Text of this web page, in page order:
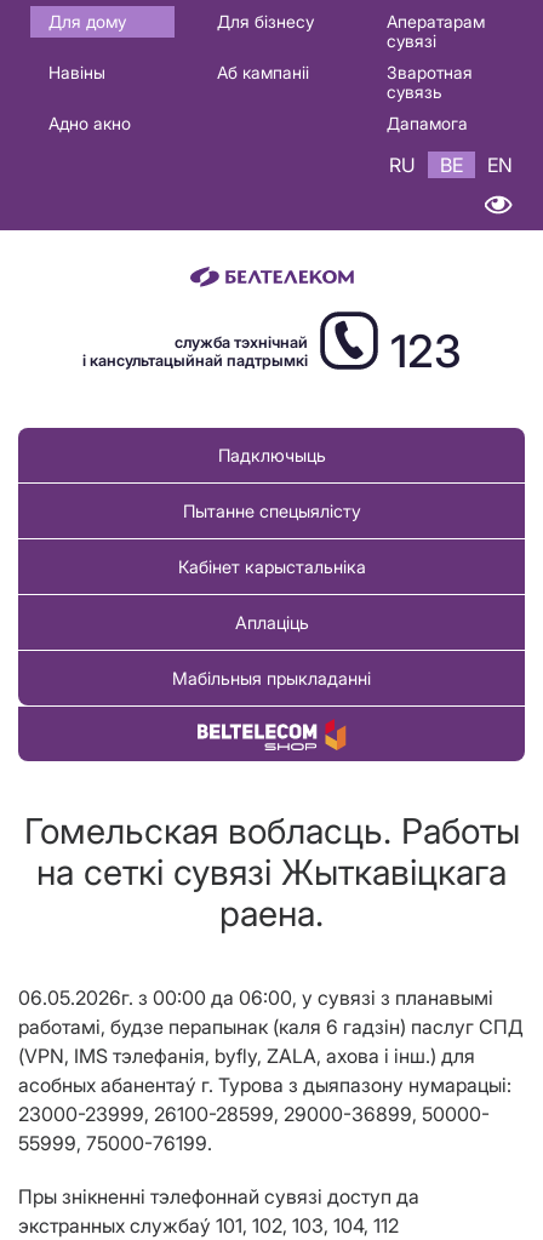
Основная
навигация
Для дому Для бізнесу
Аператарам
сувязі
Навіны
Аб кампаніі
Зваротная
сувязь
Адно акно
Дапамога
RU BE EN
служба тэхнічнай
і кансультацыйнай падтрымкі
123
Падключыць
Пытанне спецыялісту
Кабінет карыстальніка
Аплаціць
Мабільныя прыкладанні
Купіць тавар
Гомельская вобласць. Работы
на сеткi сувязi Жыткавіцкага
раена.
06.05.2026г. з 00:00 да 06:00, у сувязi з планавымi
работамi, будзе перапынак (каля 6 гадзiн) паслуг СПД
(VPN, IMS тэлефанiя, byfly, ZALA, ахова i iнш.) для
асобных абанентаý г. Турова з дыяпазону нумарацыi:
23000-23999, 26100-28599, 29000-36899, 50000-
55999, 75000-76199.
Пры знiкненнi тэлефоннай сувязi доступ да
экстранных службаý 101, 102, 103, 104, 112